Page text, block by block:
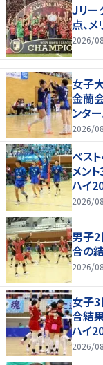
Ｊリ
点、メ
2026/
女子
金蘭
ンタ
2026/
ベス
メン
ハイ
2026/
男子2
合の
2026/
女子3
合結
ハイ
2026/